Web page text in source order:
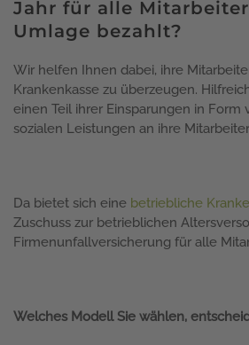
Jahr für alle
Umlage bezahlt?
Wir helfen Ihnen dabei, ihre
Krankenkasse zu überzeugen.
einen Teil ihrer Einsparungen in Form
sozialen Leistungen an ihre
Da bietet sich eine betriebliche
Zuschuss zur betrieblichen
Firmenunfallversicherung für alle
Welches Modell Sie wählen,